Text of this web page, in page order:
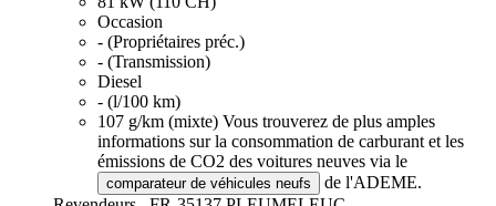
Occasion
- (Propriétaires préc.)
- (Transmission)
Diesel
- (l/100 km)
107 g/km (mixte) Vous trouverez de plus amples
informations sur la consommation de carburant et les
émissions de CO2 des voitures neuves via le
comparateur de véhicules neufs
de l'ADEME.